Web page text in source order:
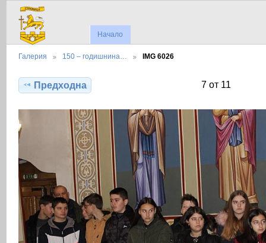
Начало
Галерия 150 – годишнина… IMG 6026
Предходна 7 от 11